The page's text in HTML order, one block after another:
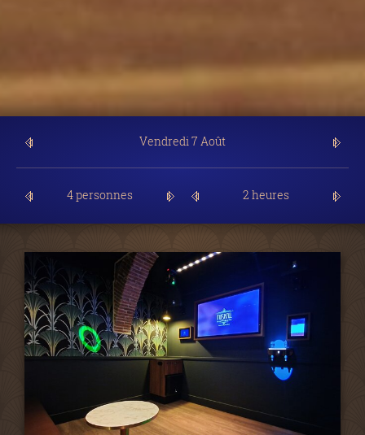
4 personnes 2 heures